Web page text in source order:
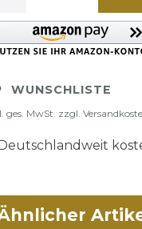
WUNSCHLISTE
ges. MwSt. zzgl.